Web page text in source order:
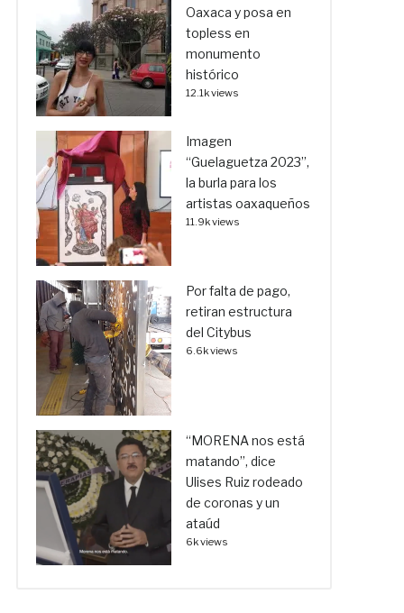
Oaxaca y posa en
topless en
monumento
histórico
12.1k views
Imagen
“Guelaguetza 2023”,
la burla para los
artistas oaxaqueños
11.9k views
Por falta de pago,
retiran estructura
del Citybus
6.6k views
“MORENA nos está
matando”, dice
Ulises Ruiz rodeado
de coronas y un
ataúd
6k views